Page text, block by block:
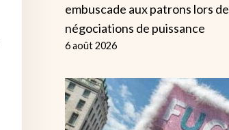
embuscade aux patrons lors de
négociations de puissance
6 août 2026